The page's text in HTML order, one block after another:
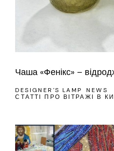
Чаша «Фенікс» –
DESIGNER'S LAMP
NEWS
СТАТТІ ПРО ВІТРАЖІ В